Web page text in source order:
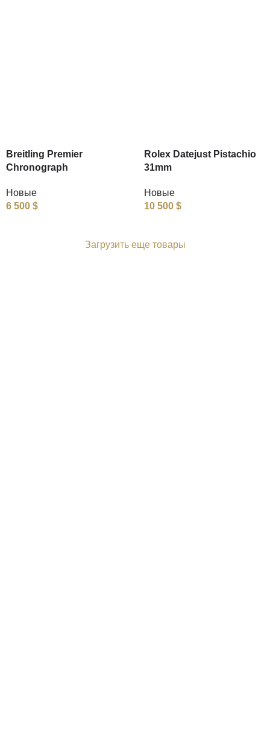
Breitling Premier
Chronograph
Новые
6 500 $
Rolex Datejust Pistachio
31mm
Новые
10 500 $
Загрузить еще товары